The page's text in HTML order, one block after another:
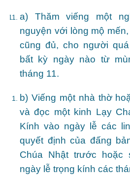
a) Thăm viếng một
nguyện với lòng mộ
cũng đủ, cho người
bất kỳ ngày nào từ
tháng 11.
b) Viếng một nhà thờ
và đọc một kinh Lạy
Kính vào ngày lễ các
quyết định của đấng
Chúa Nhật trước hoặc
ngày lễ trọng kính các